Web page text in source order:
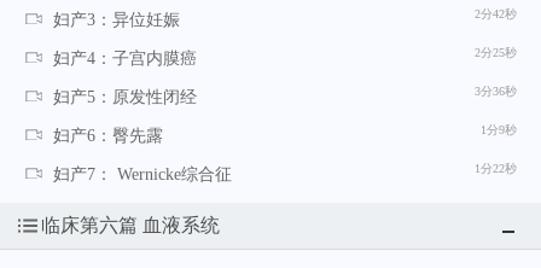
2分42秒
妇产3：异位妊娠
2分25秒
妇产4：子宫内膜癌
3分36秒
妇产5：原发性闭经
1分9秒
妇产6：臀先露
1分22秒
妇产7： Wernicke综合征
临床第六篇 血液系统